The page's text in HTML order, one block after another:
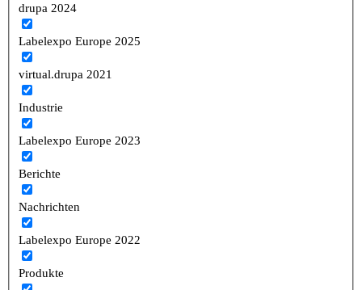
drupa 2024
Labelexpo Europe 2025
virtual.drupa 2021
Industrie
Labelexpo Europe 2023
Berichte
Nachrichten
Labelexpo Europe 2022
Produkte